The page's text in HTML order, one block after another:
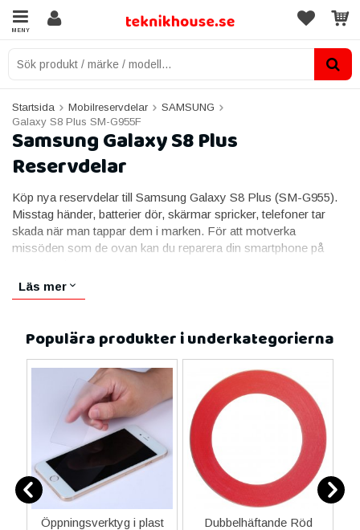
MENY
Startsida Mobilreservdelar
SAMSUNG
Galaxy S8 Plus SM-G955F
Samsung Galaxy S8 Plus
Reservdelar
Köp nya reservdelar till Samsung Galaxy S8 Plus (SM-G955).
Misstag händer, batterier dör, skärmar spricker, telefoner tar
skada när man tappar dem i marken. För att motverka
missöden som de ovan kan du reparera din smartphone på
Hos oss hittar du originalreservdelar och tredjepartstillverkade
krav vi själva har på delar vi installerar i våra mobiltelefoner.
Huruvida du är proffs eller amatör spelar ingen roll, är du
osäker kan du höra av dig till oss så hjälper vi dig hitta det du
behöver. En personlig touch hjälper i många sammanhang.
Läs mer
Populära produkter i underkategorierna
Öppningsverktyg i plast
Dubbelhäftande Röd